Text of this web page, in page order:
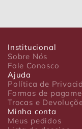
Institucional
Sobre Nós
Fale Conosco
Ajuda
Política de
Formas de
Trocas e
Minha conta
Meus pedidos